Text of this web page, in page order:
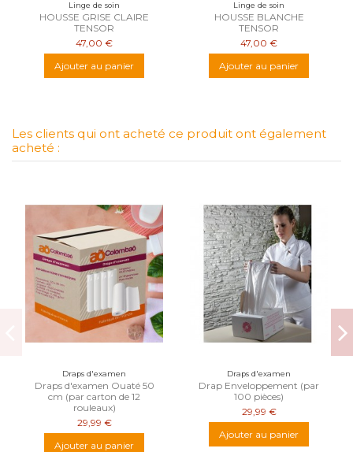
Linge de soin
HOUSSE GRISE CLAIRE
TENSOR
47,00 €
Ajouter au panier
Linge de soin
HOUSSE BLANCHE
TENSOR
47,00 €
Ajouter au panier
Les clients qui ont acheté ce produit ont également
acheté :
Draps d'examen
Draps d'examen Ouaté 50
cm (par carton de 12
rouleaux)
29,99 €
Ajouter au panier
Draps d'examen
Drap Enveloppement (par
100 pièces)
29,99 €
Ajouter au panier